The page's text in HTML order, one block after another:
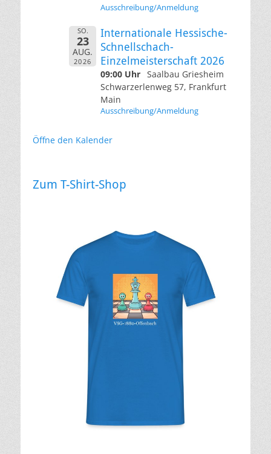
Ausschreibung/Anmeldung
SO.
23
AUG.
2026
Internationale Hessische-
Schnellschach-
Einzelmeisterschaft 2026
09:00 Uhr Saalbau Griesheim
Schwarzerlenweg 57, Frankfurt
Main
Ausschreibung/Anmeldung
Öffne den Kalender
Zum T-Shirt-Shop